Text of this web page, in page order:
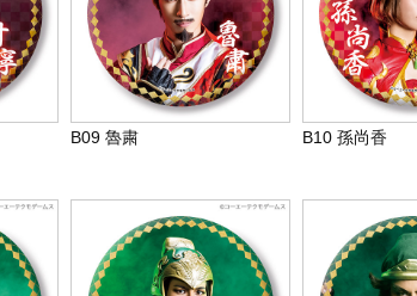
B09 魯粛 B10 孫尚香